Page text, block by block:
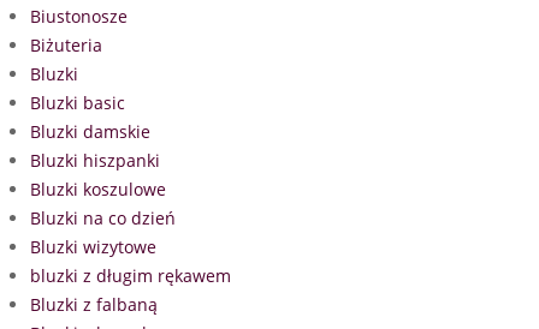
Biustonosze
Biżuteria
Bluzki
Bluzki basic
Bluzki damskie
Bluzki hiszpanki
Bluzki koszulowe
Bluzki na co dzień
Bluzki wizytowe
bluzki z długim rękawem
Bluzki z falbaną